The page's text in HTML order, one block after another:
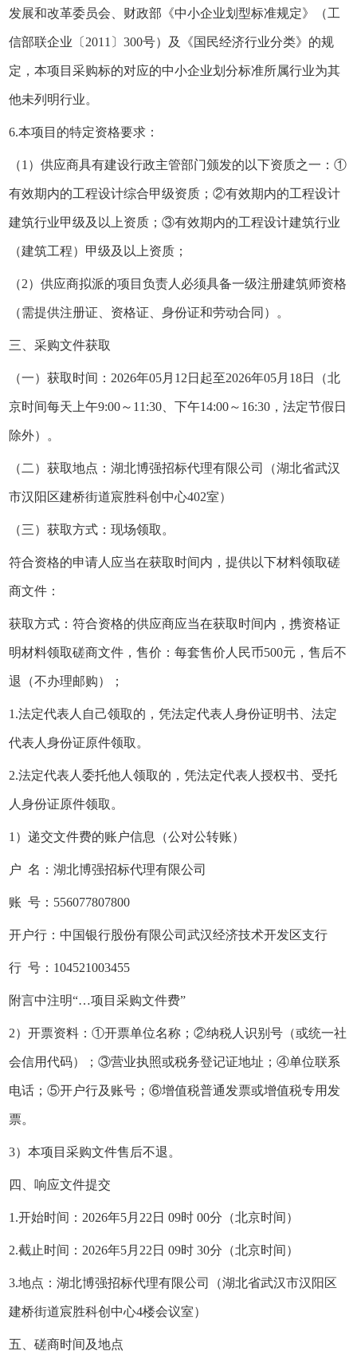
发展和改革委员会、财政部《中小企业划型标准规定》（工
信部联企业〔2011〕300号）及《国民经济行业分类》的规
定，本项目采购标的对应的中小企业划分标准所属行业为其
他未列明行业。
6.本项目的特定资格要求：
（1）供应商具有建设行政主管部门颁发的以下资质之一：①
有效期内的工程设计综合甲级资质；②有效期内的工程设计
建筑行业甲级及以上资质；③有效期内的工程设计建筑行业
（建筑工程）甲级及以上资质；
（2）供应商拟派的项目负责人必须具备一级注册建筑师资格
（需提供注册证、资格证、身份证和劳动合同）。
三、采购文件获取
（一）获取时间：2026年05月12日起至2026年05月18日（北
京时间每天上午9:00～11:30、下午14:00～16:30，法定节假日
除外）。
（二）获取地点：湖北博强招标代理有限公司（湖北省武汉
市汉阳区建桥街道宸胜科创中心402室）
（三）获取方式：现场领取。
符合资格的申请人应当在获取时间内，提供以下材料领取磋
商文件：
获取方式：符合资格的供应商应当在获取时间内，携资格证
明材料领取磋商文件，售价：每套售价人民币500元，售后不
退（不办理邮购）；
1.法定代表人自己领取的，凭法定代表人身份证明书、法定
代表人身份证原件领取。
2.法定代表人委托他人领取的，凭法定代表人授权书、受托
人身份证原件领取。
1）递交文件费的账户信息（公对公转账）
户 名：湖北博强招标代理有限公司
账 号：556077807800
开户行：中国银行股份有限公司武汉经济技术开发区支行
行 号：104521003455
附言中注明“…项目采购文件费”
2）开票资料：①开票单位名称；②纳税人识别号（或统一社
会信用代码）；③营业执照或税务登记证地址；④单位联系
电话；⑤开户行及账号；⑥增值税普通发票或增值税专用发
票。
3）本项目采购文件售后不退。
四、响应文件提交
1.开始时间：2026年5月22日 09时 00分（北京时间）
2.截止时间：2026年5月22日 09时 30分（北京时间）
3.地点：湖北博强招标代理有限公司（湖北省武汉市汉阳区
建桥街道宸胜科创中心4楼会议室）
五、磋商时间及地点